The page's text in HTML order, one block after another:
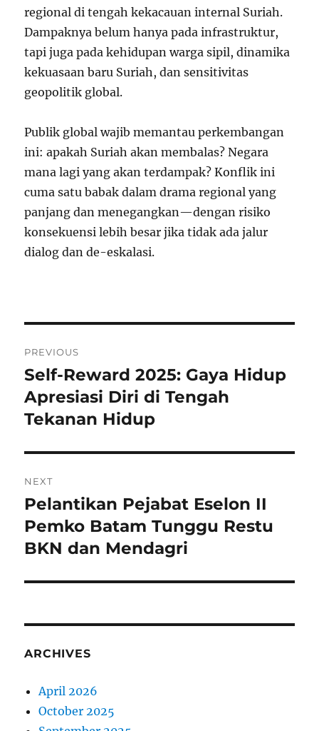
regional di tengah kekacauan internal Suriah.
Dampaknya belum hanya pada infrastruktur,
tapi juga pada kehidupan warga sipil, dinamika
kekuasaan baru Suriah, dan sensitivitas
geopolitik global.
Publik global wajib memantau perkembangan
ini: apakah Suriah akan membalas? Negara
mana lagi yang akan terdampak? Konflik ini
cuma satu babak dalam drama regional yang
panjang dan menegangkan—dengan risiko
konsekuensi lebih besar jika tidak ada jalur
dialog dan de-eskalasi.
navigation
PREVIOUS
Previous
post:
Self-Reward 2025: Gaya Hidup
Apresiasi Diri di Tengah
Tekanan Hidup
NEXT
Next
post:
Pelantikan Pejabat Eselon II
Pemko Batam Tunggu Restu
BKN dan Mendagri
ARCHIVES
April 2026
October 2025